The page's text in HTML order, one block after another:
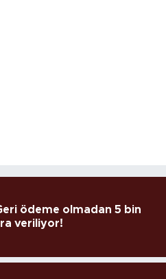
ödeme olmadan 5 bin
veriliyor!